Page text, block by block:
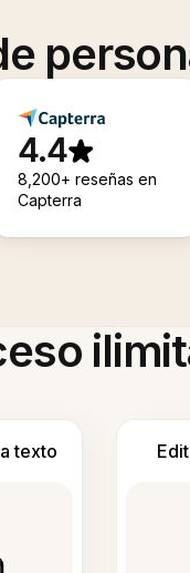
4.4
8,200+ reseñas en
Capterra
texto